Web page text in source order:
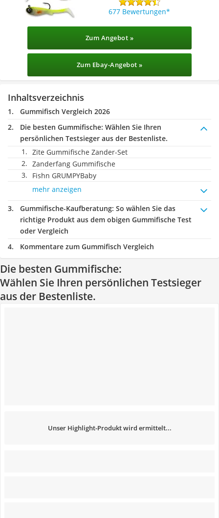
677 Bewertungen
Zum Angebot »
Zum Ebay-Angebot »
Inhaltsverzeichnis
Gummifisch Vergleich 2026
Die besten Gummifische: Wählen Sie Ihren
persönlichen Testsieger aus der Bestenliste.
Zite Gummifische Zander-Set
Zanderfang Gummifische
Fishn GRUMPYBaby
mehr anzeigen
Gummifische-Kaufberatung: So wählen Sie das
richtige Produkt aus dem obigen Gummifische Test
oder Vergleich
Kommentare zum Gummifisch Vergleich
Die besten Gummifische:
Wählen Sie Ihren persönlichen Testsieger
aus der Bestenliste.
Unser Highlight-Produkt wird ermittelt...